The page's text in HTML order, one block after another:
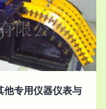
他专用仪器仪表与